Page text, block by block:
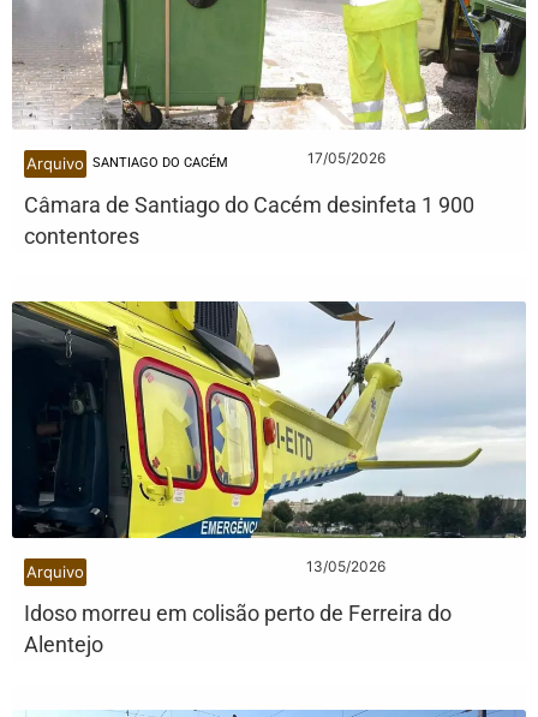
Arquivo SANTIAGO DO CACÉM 17/05/2026
Câmara de Santiago do Cacém desinfeta 1 900
contentores
Arquivo 13/05/2026
Idoso morreu em colisão perto de Ferreira do
Alentejo